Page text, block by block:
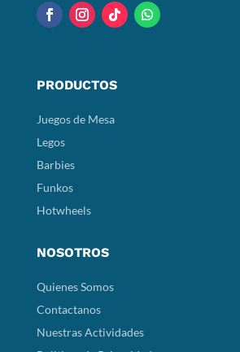
PRODUCTOS
Juegos de Mesa
Legos
Barbies
Funkos
Hotwheels
NOSOTROS
Quienes Somos
Contactanos
Nuestras Actividades